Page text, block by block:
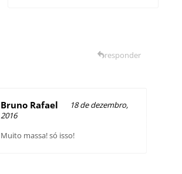
Bruno Rafael
18 de dezembro,
2016
Muito massa! só isso!
responder